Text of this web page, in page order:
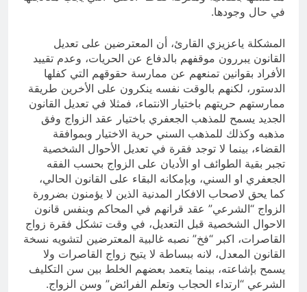
في حال وجودها.
المشكلة ياعزيزي القارئ، أن المعترضين على تعديل
القانون يبررون موقفهم بالدفاع عن الحريات، وعدم تقييد
الأفراد بقوانين تمنعهم عن ممارسة حقوقهم التي كفلها
الدستور، لكنهم بالوقت نفسه ينكرون على الأخرين طريقة
ممارستهم حريتهم باختيار الانتماء، فمثلا في تعديل القانون
الجديد يسمح للمذهب الجعفري باختيار عقد الزواج وفق
مذهبه وكذلك للمذهب السني حرية الاختيار وبموافقة
القضاء، بينما لا توجد فقرة في تعديل الأحوال الشخصية
تجبر بقية الطوائف او الأديان على الزواج بحسب الفقه
الجعفري او السني، وبإمكانه البقاء على القانون الحالي،
كما يحق لاصحاب الافكار المدنية الذين لا يؤمنون بضرورة
الزواج “الشرعي” عقد قرانهم في المحاكم وبنفس قانون
الاحوال الشخصية قبل التعديل، في وقت تشكل فقرة زواج
القاصرات، اكبر “فخ” نصبه غالبية المعترضين لتشويه نسخة
القانون المعدل، لانه ببساطة لا يتيح زواج القاصرات ولا
يسمح بإشاعته، بينما يتعمد بعضهم الخلط بين سن التكليف
الشرعي “ارتداء الحجاب وتعلم الفرائض” وسن الزواج.